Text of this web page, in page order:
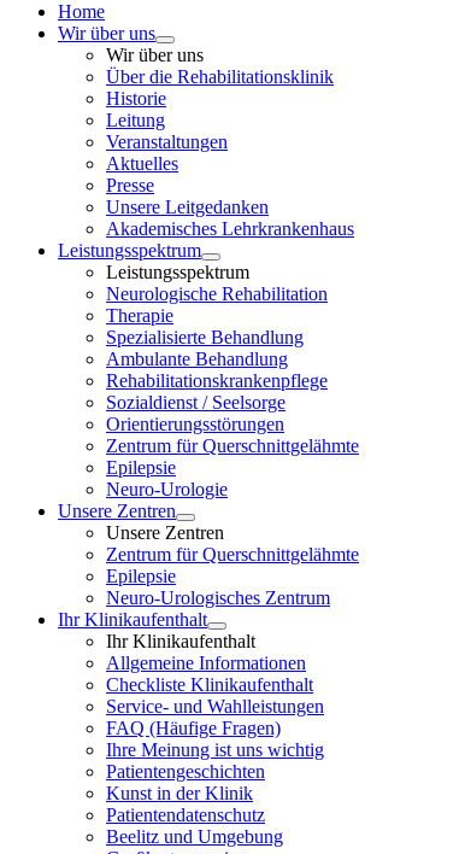
Home
Wir über uns
Wir über uns
Über die Rehabilitationsklinik
Historie
Leitung
Veranstaltungen
Aktuelles
Presse
Unsere Leitgedanken
Akademisches Lehrkrankenhaus
Leistungsspektrum
Leistungsspektrum
Neurologische Rehabilitation
Therapie
Spezialisierte Behandlung
Ambulante Behandlung
Rehabilitationskrankenpflege
Sozialdienst / Seelsorge
Orientierungsstörungen
Zentrum für Querschnittgelähmte
Epilepsie
Neuro-Urologie
Unsere Zentren
Unsere Zentren
Zentrum für Querschnittgelähmte
Epilepsie
Neuro-Urologisches Zentrum
Ihr Klinikaufenthalt
Ihr Klinikaufenthalt
Allgemeine Informationen
Checkliste Klinikaufenthalt
Service- und Wahlleistungen
FAQ (Häufige Fragen)
Ihre Meinung ist uns wichtig
Patientengeschichten
Kunst in der Klinik
Patientendatenschutz
Beelitz und Umgebung